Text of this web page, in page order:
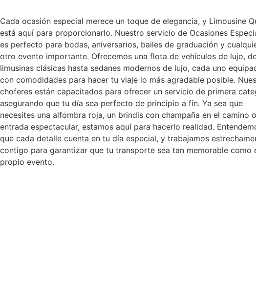
Cada ocasión especial merece un toque de elegancia, y Limousine
está aquí para proporcionarlo. Nuestro servicio de Ocasiones
es perfecto para bodas, aniversarios, bailes de graduación y
otro evento importante. Ofrecemos una flota de vehículos de lujo,
limusinas clásicas hasta sedanes modernos de lujo, cada uno
con comodidades para hacer tu viaje lo más agradable posible.
choferes están capacitados para ofrecer un servicio de primera
asegurando que tu día sea perfecto de principio a fin. Ya sea que
necesites una alfombra roja, un brindis con champaña en el camino
entrada espectacular, estamos aquí para hacerlo realidad.
que cada detalle cuenta en tu día especial, y trabajamos
contigo para garantizar que tu transporte sea tan memorable como
propio evento.